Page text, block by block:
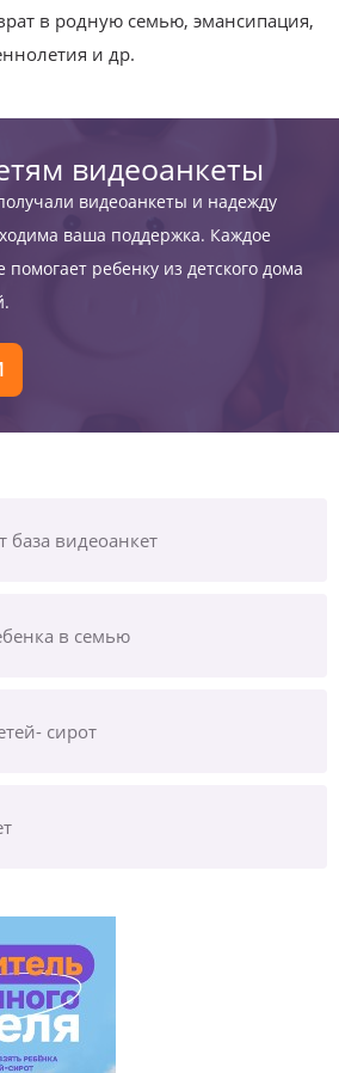
в родную семью, эмансипация,
и др.
видеоанкеты
видеоанкеты и надежду
ваша поддержка. Каждое
ребенку из детского дома
база видеоанкет
в семью
сирот